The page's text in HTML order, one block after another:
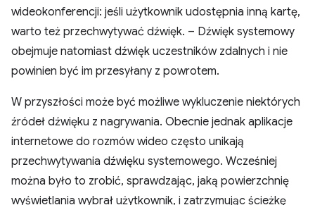
wideokonferencji: jeśli użytkownik udostępnia inną kartę,
warto też przechwytywać dźwięk. – Dźwięk systemowy
obejmuje natomiast dźwięk uczestników zdalnych i nie
powinien być im przesyłany z powrotem.
W przyszłości może być możliwe wykluczenie niektórych
źródeł dźwięku z nagrywania. Obecnie jednak aplikacje
internetowe do rozmów wideo często unikają
przechwytywania dźwięku systemowego. Wcześniej
można było to zrobić, sprawdzając, jaką powierzchnię
wyświetlania wybrał użytkownik, i zatrzymując ścieżkę